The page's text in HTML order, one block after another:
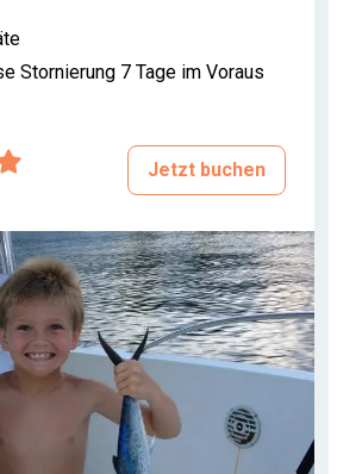
Stornierung 7 Tage im Voraus
Jetzt buchen